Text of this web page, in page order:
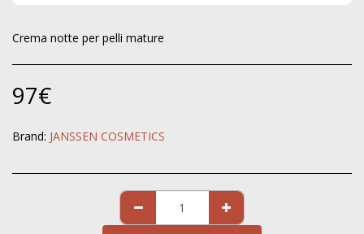
Crema notte per pelli mature
97€
Brand: JANSSEN COSMETICS